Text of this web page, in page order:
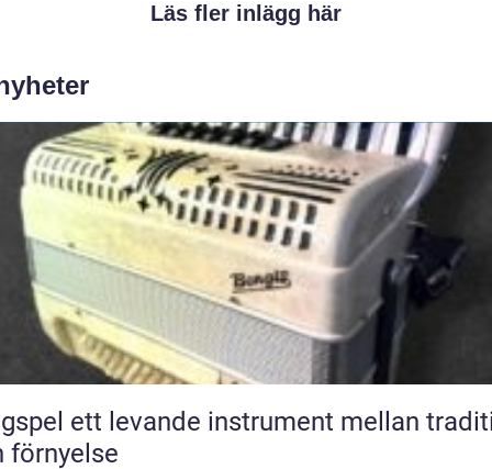
Läs fler inlägg här
mellan tradition
förnyelse